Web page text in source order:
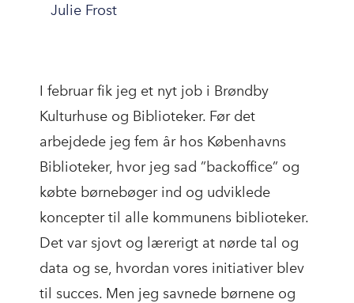
Julie Frost
I februar fik jeg et nyt job i Brøndby
Kulturhuse og Biblioteker. Før det
arbejdede jeg fem år hos Københavns
Biblioteker, hvor jeg sad ”backoffice” og
købte børnebøger ind og udviklede
koncepter til alle kommunens biblioteker.
Det var sjovt og lærerigt at nørde tal og
data og se, hvordan vores initiativer blev
til succes. Men jeg savnede børnene og